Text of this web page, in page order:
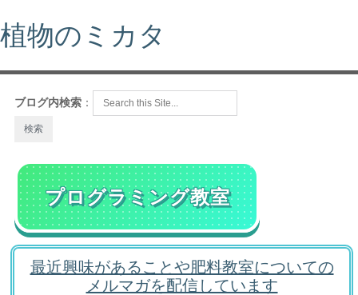
植物のミカタ
ブログ内検索 ：
プログラミング教室
最近興味があることや肥料教室についての
メルマガを配信しています